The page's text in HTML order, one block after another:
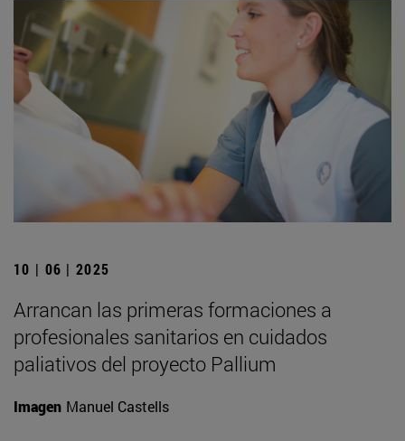
10 | 06 | 2025
Arrancan las primeras formaciones a
profesionales sanitarios en cuidados
paliativos del proyecto Pallium
Imagen Manuel Castells